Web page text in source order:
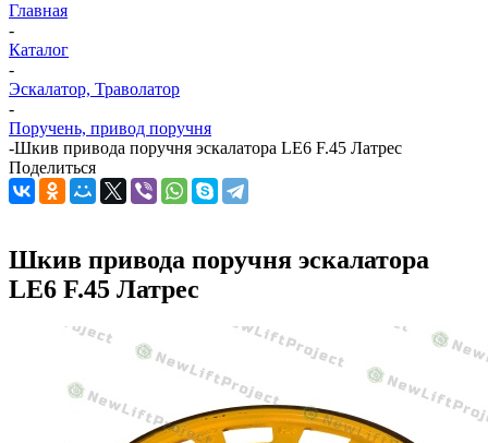
Главная
-
Каталог
-
Эскалатор, Траволатор
-
Поручень, привод поручня
-Шкив привода поручня эскалатора LE6 F.45 Латрес
Поделиться
Шкив привода поручня эскалатора
LE6 F.45 Латрес